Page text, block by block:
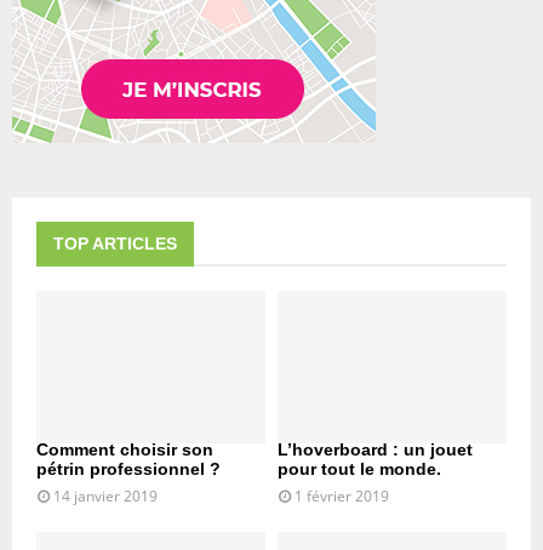
TOP ARTICLES
Comment choisir son
pétrin professionnel ?
14 janvier 2019
L’hoverboard : un jouet
pour tout le monde.
1 février 2019